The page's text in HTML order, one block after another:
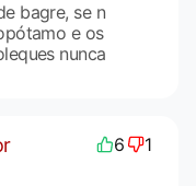
bagre, se n
e os
nunca
6 1